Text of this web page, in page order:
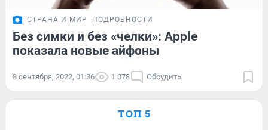
СТРАНА И МИР ПОДРОБНОСТИ
Без симки и без «челки»: Apple
показала новые айфоны
8 сентября, 2022, 01:36 1 078 Обсудить
ТОП 5